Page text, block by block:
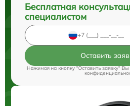
Бесплатная
специалистом
Оставить
Нажимая на кнопку "Оставить заявку"